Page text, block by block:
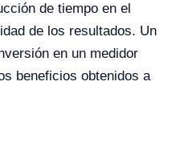
de tiempo en el
de los resultados. Un
en un medidor
beneficios obtenidos a